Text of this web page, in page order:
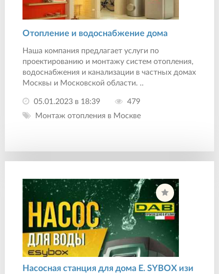
Отопление и водоснабжение дома
Наша компания предлагает услуги по
проектированию и монтажу систем отопления,
водоснабжения и канализации в частных домах
Москвы и Московской области. ..
05.01.2023 в 18:39
479
Монтаж отопления в Москве
Насосная станция для дома E. SYBOX изи